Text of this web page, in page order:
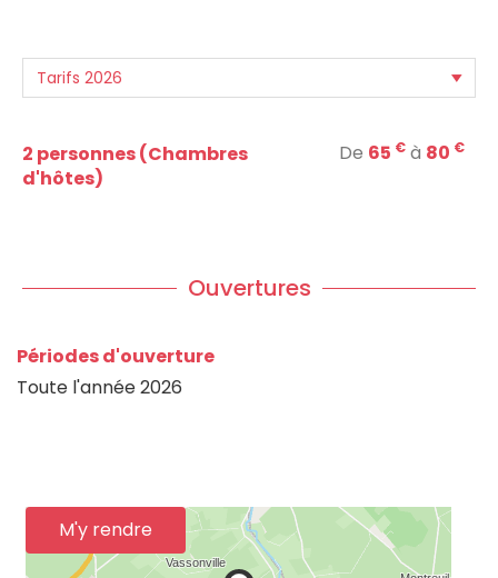
2 personnes (Chambres
d'hôtes)
De 65 € à 80 €
Ouvertures
Périodes d'ouverture
Toute l'année 2026
M'y rendre